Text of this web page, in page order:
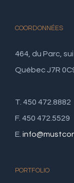
COORDONNÉES
464, du Parc,
Québec J7R
T. 450 472.8882
F. 450 472.5529
E.
PORTFOLIO